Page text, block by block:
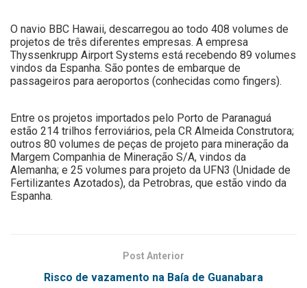
O navio BBC Hawaii, descarregou ao todo 408 volumes de
projetos de três diferentes empresas. A empresa
Thyssenkrupp Airport Systems está recebendo 89 volumes
vindos da Espanha. São pontes de embarque de
passageiros para aeroportos (conhecidas como fingers).
Entre os projetos importados pelo Porto de Paranaguá
estão 214 trilhos ferroviários, pela CR Almeida Construtora;
outros 80 volumes de peças de projeto para mineração da
Margem Companhia de Mineração S/A, vindos da
Alemanha; e 25 volumes para projeto da UFN3 (Unidade de
Fertilizantes Azotados), da Petrobras, que estão vindo da
Espanha.
Post Anterior
Risco de vazamento na Baía de Guanabara